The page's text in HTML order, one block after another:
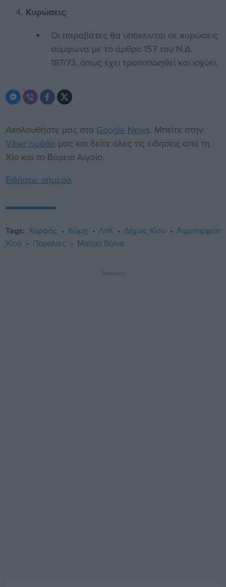
Κυρώσεις:
Οι παραβάτες θα υπόκεινται σε κυρώσεις
σύμφωνα με το άρθρο 157 του Ν.Δ.
187/73, όπως έχει τροποποιηθεί και ισχύει.
Ακολουθήστε μας στο Google News. Μπείτε στην
Viber ομάδα μας και δείτε όλες τις ειδήσεις από τη
Χίο και το Βόρειο Αιγαίο.
Ειδήσεις σήμερα
Tags: Καρφάς Κώμη Λιθί Δήμος Χίου
Λιμεναρχείο
Χίου
Παραλίες Μαύρα Βόλια
Διαφήμιση